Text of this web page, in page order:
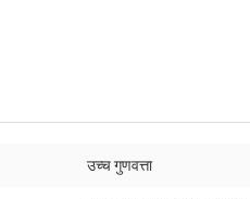
उच्च गुणवत्ता